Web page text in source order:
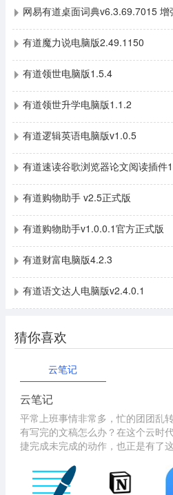
网易有道桌面词典v6.3.69.7015 增
有道魔力说电脑版2.49.1150
有道领世电脑版1.5.4
有道领世升学电脑版1.1.2
有道逻辑英语电脑版v1.0.5
有道速读谷歌浏览器论文阅读插件
有道购物助手 v2.5正式版
有道购物助手v1.0.0.1官方正式版
有道财富电脑版4.2.3
有道语文达人电脑版v2.4.0.1
猜你喜欢
云笔记
云笔记
平常上班事情非常多，忙的团团乱
有写完的文稿怎么办？在这个云时
捷完成未完成的动作，也正是有了
软件了，它能让您快速，轻松地保
些常用的云笔记软件，欢迎下载！